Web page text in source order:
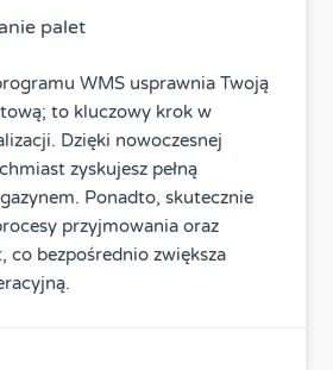
palet
WMS usprawnia Twoją
to kluczowy krok w
Dzięki nowoczesnej
zyskujesz pełną
Ponadto, skutecznie
przyjmowania oraz
co bezpośrednio zwiększa